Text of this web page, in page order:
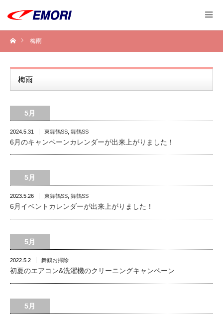
梅雨
梅雨
5月
2024.5.31 東舞鶴SS 舞鶴SS
6月のキャンペーンカレンダーが出来上がりました！
5月
2023.5.26 東舞鶴SS 舞鶴SS
6月イベントカレンダーが出来上がりました！
5月
2022.5.2 舞鶴お掃除
初夏のエアコン&洗濯機のクリーニングキャンペーン
5月